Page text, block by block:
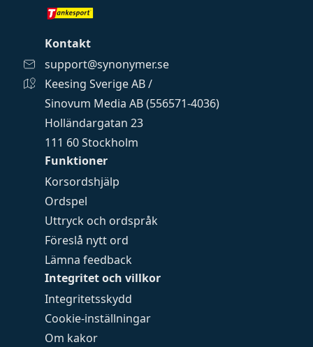
Funktioner
Korsordshjälp
Ordspel
Uttryck och ordspråk
Föreslå nytt ord
Lämna feedback
Integritet och villkor
Integritetsskydd
Cookie-inställningar
Om kakor
Kontakt
support@synonymer.se
Keesing Sverige AB /
Sinovum Media AB (556571-4036)
Holländargatan 23
111 60 Stockholm